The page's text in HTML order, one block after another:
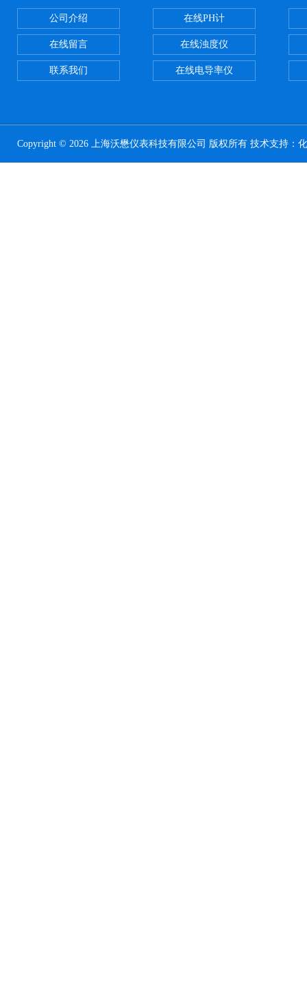
公司介绍
在线留言
联系我们
在线PH计
在线浊度仪
在线电导率仪
Copyright © 2026 上海沃懋仪表科技有限公司 版权所有 技术支持：